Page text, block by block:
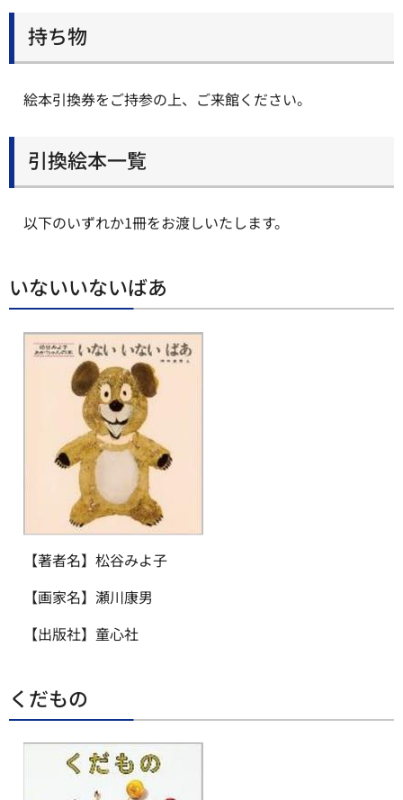
持ち物
絵本引換券をご持参の上、ご来館ください。
引換絵本一覧
以下のいずれか1冊をお渡しいたします。
いないいないばあ
【著者名】松谷みよ子
【画家名】瀬川康男
【出版社】童心社
くだもの